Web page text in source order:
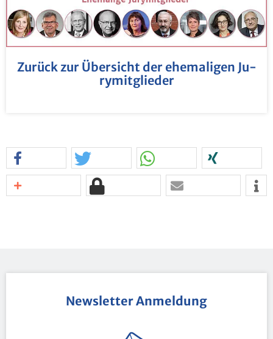
Zu­rück zur Über­sicht der ehe­ma­li­gen Ju­
ry­mit­glie­der
News­let­ter An­mel­dung